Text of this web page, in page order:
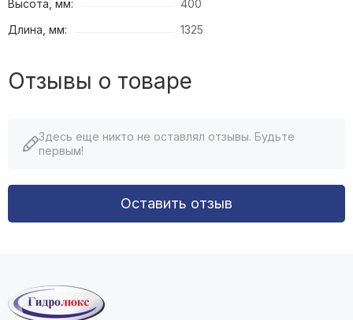
Высота, мм:
400
Длина, мм:
1325
Отзывы о товаре
Здесь еще никто не оставлял отзывы. Будьте
первым!
Оставить отзыв